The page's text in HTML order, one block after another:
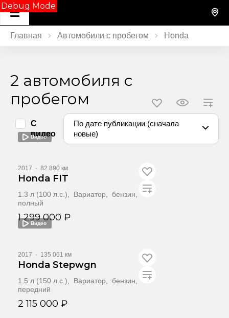
Debug Mode
Главная Автомобили с пробегом Honda
2 автомобиля с
пробегом
С
видео
По дате публикации (сначала
новые)
Видео
2017 · 82 890 км
Honda FIT
1.3 л (100 л.с.), Вариатор, бензин,
полный
1 299 000 ₽
Видео
2017 · 135 061 км
Honda Stepwgn
1.5 л (150 л.с.), Вариатор, бензин,
передний
2 115 000 ₽